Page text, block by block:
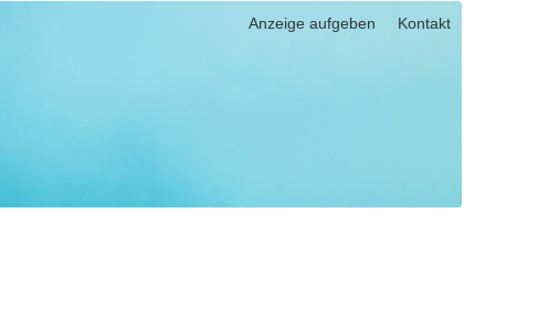
Anzeige aufgeben Kontakt
eingeben, um nach einem bestimmten Datum zu suchen.